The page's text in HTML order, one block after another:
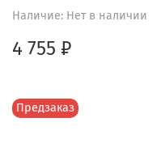
Наличие: Нет в наличии
Предзаказ
4 755 ₽